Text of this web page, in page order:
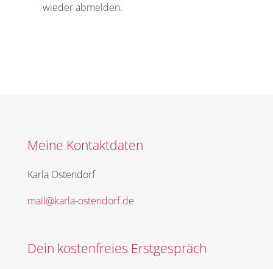
wieder abmelden.
Meine Kontaktdaten
Karla Ostendorf
mail@karla-ostendorf.de
Dein kostenfreies Erstgespräch